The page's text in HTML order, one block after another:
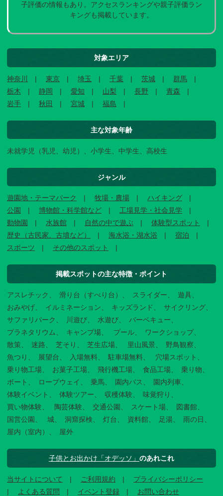
子評価の情報もあり。アクセスランキングや親子評価ラン
キングも掲載しています。
対象エリア
神奈川 東京 埼玉 千葉 茨城
群馬
栃木
静岡 愛知 山梨 長野
青森
岩手
秋田 宮城 福島
主な対象年齢
未就学児（乳児、幼児）、小学生、中学生、高校生
ジャンル
遊園地・テーマパーク 牧場・農場
ハイキング
公園
博物館・科学館など
工場見学・社会見学
動物園
水族館 自然の中で遊ぶ
体験型スポット
歴史（古民家、古墳など）
海水浴・湖水浴
宿泊
スポーツ
その他のスポット
掲載スポットの主な特徴・ポイント
アスレチック 滑り台（すべり台） スライダー
遊具
おみやげ
イルミネーション キッズランド
サイクリング
サファリパーク
川遊び 水遊び
バーベキュー
プラネタリウム
キャンプ場 プール
ワークショップ
散策
迷路 芝そり 芝生広場 里山風景
野鳥観察
魚つり
展望台 入場無料 駐車場無料
穴場スポット
乗り物工場
お菓子工場 飛行機工場 食品工場
乗り物
ボート
ロープウェイ 乗馬 園内バス
園内列車
体験イベント
体験ツアー 収穫体験
味覚狩り
買い物体験
陶芸体験 交通公園 スケート場
図書館
国営公園
城 洞窟探検 灯台 資料館 足湯
雨の日
屋内（室内）
屋外
子供とお出かけ「オデッソ」 のあれこれ
当サイトについて ご利用規約
プライバシーポリシー
よくある質問
イベント登録 お問い合わせ